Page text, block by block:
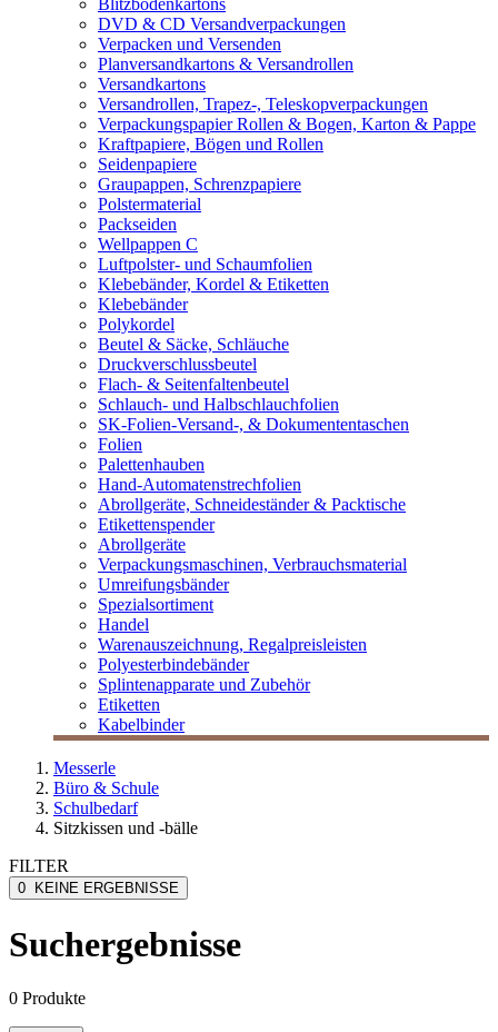
Blitzbodenkartons
DVD & CD Versandverpackungen
Verpacken und Versenden
Planversandkartons & Versandrollen
Versandkartons
Versandrollen, Trapez-, Teleskopverpackungen
Verpackungspapier Rollen & Bogen, Karton & Pappe
Kraftpapiere, Bögen und Rollen
Seidenpapiere
Graupappen, Schrenzpapiere
Polstermaterial
Packseiden
Wellpappen C
Luftpolster- und Schaumfolien
Klebebänder, Kordel & Etiketten
Klebebänder
Polykordel
Beutel & Säcke, Schläuche
Druckverschlussbeutel
Flach- & Seitenfaltenbeutel
Schlauch- und Halbschlauchfolien
SK-Folien-Versand-, & Dokumententaschen
Folien
Palettenhauben
Hand-Automatenstrechfolien
Abrollgeräte, Schneideständer & Packtische
Etikettenspender
Abrollgeräte
Verpackungsmaschinen, Verbrauchsmaterial
Umreifungsbänder
Spezialsortiment
Handel
Warenauszeichnung, Regalpreisleisten
Polyesterbindebänder
Splintenapparate und Zubehör
Etiketten
Kabelbinder
Messerle
Büro & Schule
Schulbedarf
Sitzkissen und -bälle
FILTER
0 KEINE ERGEBNISSE
Suchergebnisse
0 Produkte